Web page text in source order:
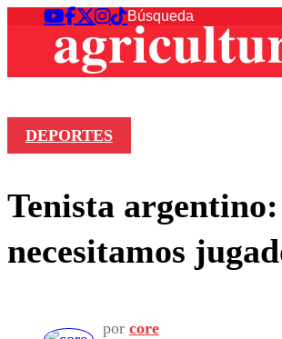
DEPORTES
Tenista
necesitamos
por core